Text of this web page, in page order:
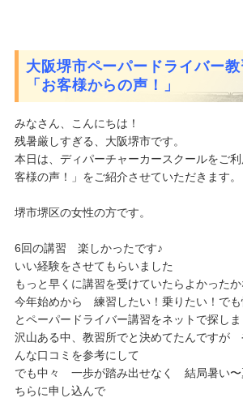
大阪堺市ペーパードライバー教
「お客様からの声！」
みなさん、こんにちは！
残暑厳しすぎる、大阪堺市です。
本日は、ディパーチャーカースクールをご
客様の声！」をご紹介させていただきます。
堺市堺区の女性の方です。
6回の講習 楽しかったです♪
いい経験をさせてもらいました
もっと早くに講習を受けていたらよかった
今年始めから 練習したい！乗りたい！でも
とペーパードライバー講習をネットで探しま
沢山ある中、教習所でと決めてたんですが
んな口コミを参考にして
でも中々 一歩が踏み出せなく 結局暑い
ちらに申し込んで